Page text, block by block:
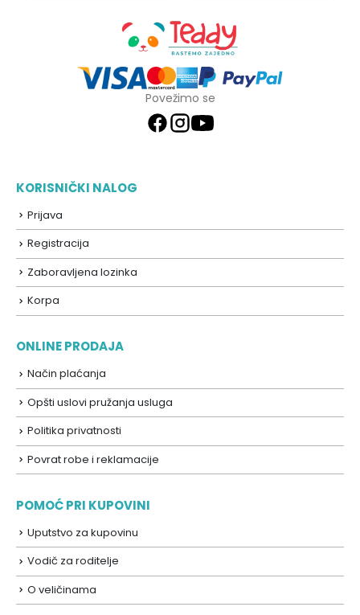
Povežimo se
KORISNIČKI NALOG
Prijava
Registracija
Zaboravljena lozinka
Korpa
ONLINE PRODAJA
Način plaćanja
Opšti uslovi pružanja usluga
Politika privatnosti
Povrat robe i reklamacije
POMOĆ PRI KUPOVINI
Uputstvo za kupovinu
Vodič za roditelje
O veličinama